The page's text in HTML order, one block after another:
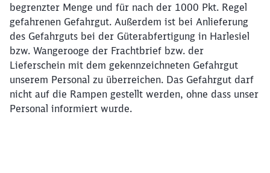
begrenzter Menge und für nach der 1000 Pkt. Regel
gefahrenen Gefahrgut. Außerdem ist bei Anlieferung
des Gefahrguts bei der Güterabfertigung in Harlesiel
bzw. Wangerooge der Frachtbrief bzw. der
Lieferschein mit dem gekennzeichneten Gefahrgut
unserem Personal zu überreichen. Das Gefahrgut darf
nicht auf die Rampen gestellt werden, ohne dass unser
Personal informiert wurde.